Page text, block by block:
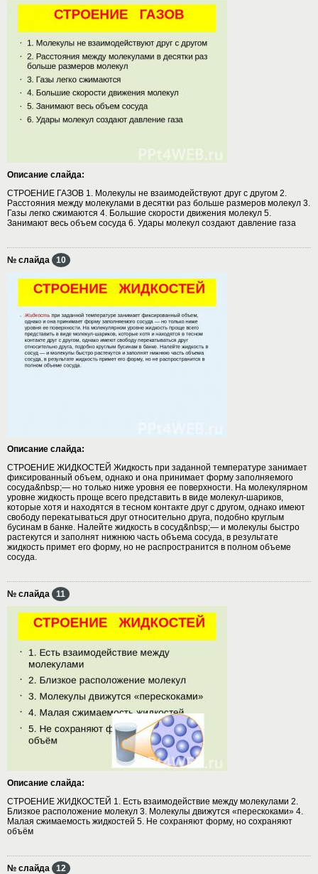
Описание слайда:
СТРОЕНИЕ ГАЗОВ 1. Молекулы не взаимодействуют друг с другом 2.
Расстояния между молекулами в десятки раз больше размеров молекул 3.
Газы легко сжимаются 4. Большие скорости движения молекул 5.
Занимают весь объем сосуда 6. Удары молекул создают давление газа
№ слайда 10
Описание слайда:
СТРОЕНИЕ ЖИДКОСТЕЙ Жидкость при заданной температуре занимает
фиксированный объем, однако и она принимает форму заполняемого
сосуда&nbsp;— но только ниже уровня ее поверхности. На молекулярном
уровне жидкость проще всего представить в виде молекул-шариков,
которые хотя и находятся в тесном контакте друг с другом, однако имеют
свободу перекатываться друг относительно друга, подобно круглым
бусинам в банке. Налейте жидкость в сосуд&nbsp;— и молекулы быстро
растекутся и заполнят нижнюю часть объема сосуда, в результате
жидкость примет его форму, но не распространится в полном объеме
сосуда.
№ слайда 11
Описание слайда:
СТРОЕНИЕ ЖИДКОСТЕЙ 1. Есть взаимодействие между молекулами 2.
Близкое расположение молекул 3. Молекулы движутся «перескоками» 4.
Малая сжимаемость жидкостей 5. Не сохраняют форму, но сохраняют
объём
№ слайда 12